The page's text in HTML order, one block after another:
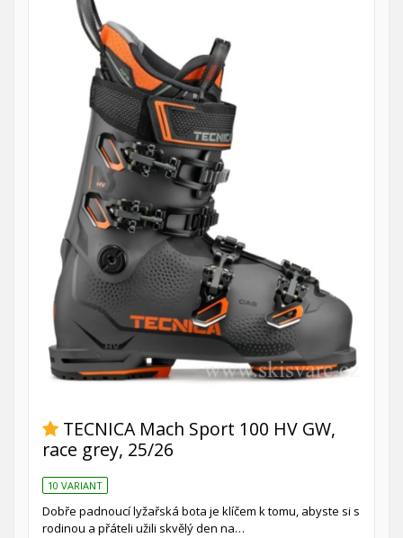
TECNICA Mach Sport 100 HV GW,
race grey, 25/26
10 VARIANT
Dobře padnoucí lyžařská bota je klíčem k tomu, abyste si s
rodinou a přáteli užili skvělý den na…